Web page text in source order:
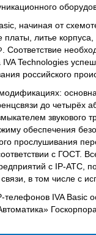
начиная от
литье
Соответствие
Technologies
российского
до четырёх
звукового
обеспечения
прослушивания
с ГОСТ.
с IP-АТС,
в том числе с
телефонов IVA Basic